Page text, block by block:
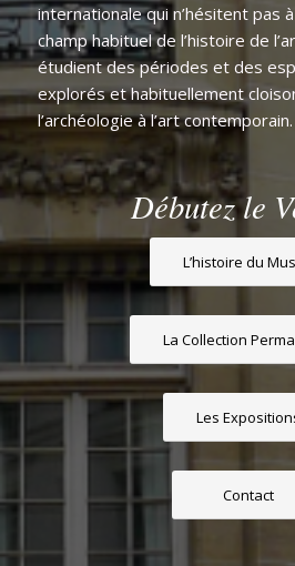
internationale qui n’hésitent pas
champ habituel de l’histoire de
étudient des périodes et des
explorés et habituellement
l’archéologie à l’art contemporain.
Débutez le
L’histoire du
La Collection
Les
Contact